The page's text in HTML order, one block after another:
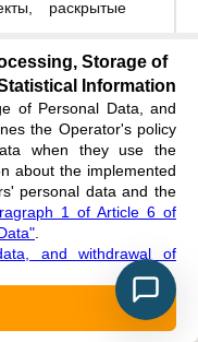
раскрытые
Д.В.
сюжетов,
изучение
форм поэзии
связаны с
античных
Storage of
Information
of Personal Data, and
the Operator's policy
when they use the
about the implemented
personal data and the
1 of Article 6 of
and withdrawal of